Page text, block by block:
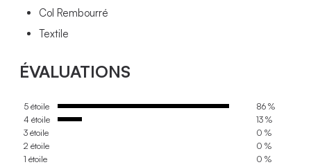
Col Rembourré
Textile
ÉVALUATIONS
5 étoile
86 %
4 étoile
13 %
3 étoile
0 %
2 étoile
0 %
1 étoile
0 %